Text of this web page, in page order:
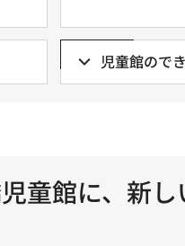
児童館ので
童館に、新し